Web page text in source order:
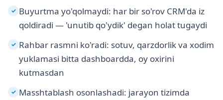
✓ Buyurtma yo'qolmaydi: har bir so'rov CRM'da iz
qoldiradi — 'unutib qo'ydik' degan holat tugaydi
✓ Rahbar rasmni ko'radi: sotuv, qarzdorlik va xodim
yuklamasi bitta dashboardda, oy oxirini
kutmasdan
✓ Masshtablash osonlashadi: jarayon tizimda